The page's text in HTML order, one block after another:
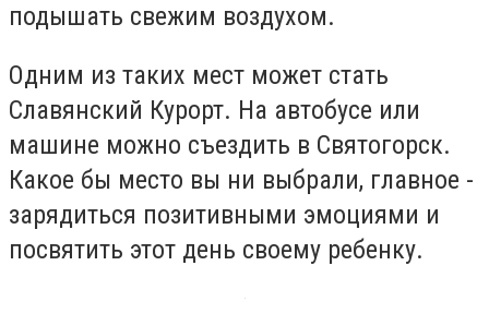
подышать свежим воздухом.
Одним из таких мест может стать
Славянский Курорт. На автобусе или
машине можно съездить в Святогорск.
Какое бы место вы ни выбрали, главное -
зарядиться позитивными эмоциями и
посвятить этот день своему ребенку.